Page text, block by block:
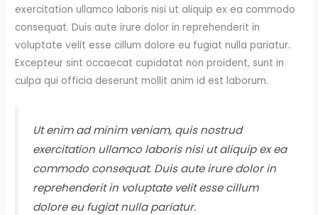
exercitation ullamco laboris nisi ut aliquip ex ea commodo
consequat. Duis aute irure dolor in reprehenderit in
voluptate velit esse cillum dolore eu fugiat nulla pariatur.
Excepteur sint occaecat cupidatat non proident, sunt in
culpa qui officia deserunt mollit anim id est laborum.
Ut enim ad minim veniam, quis nostrud
exercitation ullamco laboris nisi ut aliquip ex ea
commodo consequat. Duis aute irure dolor in
reprehenderit in voluptate velit esse cillum
dolore eu fugiat nulla pariatur.